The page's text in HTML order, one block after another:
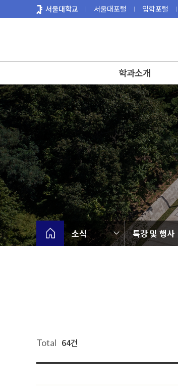
로
서울대학교 서울대포털 입학포털
학과소개
소식 특강 및 행사
Total 64건